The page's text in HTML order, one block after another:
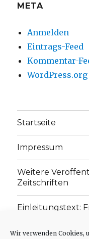
Wir verwenden Cookies,
META
Anmelden
Eintrags-Feed
Kommentar-
WordPress.org
Startseite
Impressum
Weitere
Zeitschriften
Einleitungstext:
„schwachen